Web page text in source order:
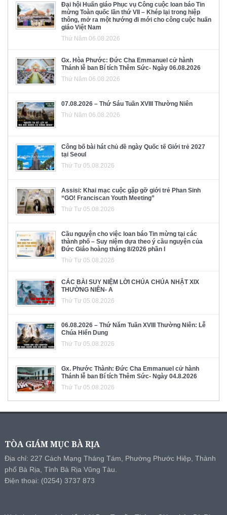
Đại hội Huấn giáo Phục vụ Công cuộc loan báo Tin
mừng Toàn quốc lần thứ VII – Khép lại trong hiệp
thông, mở ra một hướng đi mới cho công cuộc huấn
giáo Việt Nam
Thứ Năm 06.08.2026
Gx. Hòa Phước: Đức Cha Emmanuel cử hành
Thánh lễ ban Bí tích Thêm Sức- Ngày 06.08.2026
Thứ Năm 06.08.2026
07.08.2026 – Thứ Sáu Tuần XVIII Thường Niên
Thứ Năm 06.08.2026
Công bố bài hát chủ đề ngày Quốc tế Giới trẻ 2027
tại Seoul
Thứ Tư 05.08.2026
Assisi: Khai mạc cuộc gặp gỡ giới trẻ Phan Sinh
“GO! Franciscan Youth Meeting”
Thứ Tư 05.08.2026
Cầu nguyện cho việc loan báo Tin mừng tại các
thành phố – Suy niệm dựa theo ý cầu nguyện của
Đức Giáo hoàng tháng 8/2026 phần I
Thứ Tư 05.08.2026
CÁC BÀI SUY NIỆM LỜI CHÚA CHÚA NHẬT XIX
THƯỜNG NIÊN- A
Thứ Tư 05.08.2026
06.08.2026 – Thứ Năm Tuần XVIII Thường Niên: Lễ
Chúa Hiển Dung
Thứ Tư 05.08.2026
Gx. Phước Thành: Đức Cha Emmanuel cử hành
Thánh lễ ban Bí tích Thêm Sức- Ngày 04.8.2026
Thứ Tư 05.08.2026
TÒA GIÁM MỤC BÀ RỊA
Địa chỉ: 227 Cách Mạng Tháng Tám, Phường Phước Hiệp, Thành
phố Bà Rịa, Tỉnh Bà Rịa Vũng Tàu.
Điện thoại: (0254) 3737 873